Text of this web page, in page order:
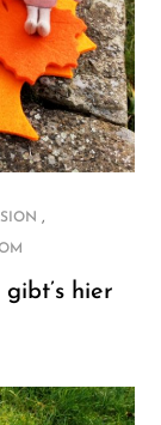
,
hier